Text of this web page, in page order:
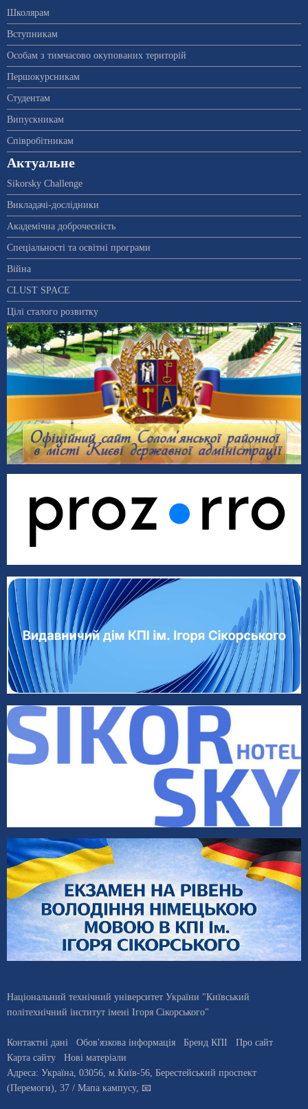
Школярам
Вступникам
Особам з тимчасово окупованих територій
Першокурсникам
Студентам
Випускникам
Співробітникам
Актуальне
Sikorsky Challenge
Викладачі-дослідники
Академічна доброчесність
Спеціальності та освітні програми
Війна
CLUST SPACE
Цілі сталого розвитку
Національний технічний університет України "Київський
політехнічний інститут імені Ігоря Сікорського"
Контактні дані Обов'язкова інформація Бренд КПІ
Про сайт
Карта сайту
Нові матеріали
Адреса: Україна, 03056, м.Київ-56, Берестейський проспект
(Перемоги), 37 / Мапа кампусу, 📧